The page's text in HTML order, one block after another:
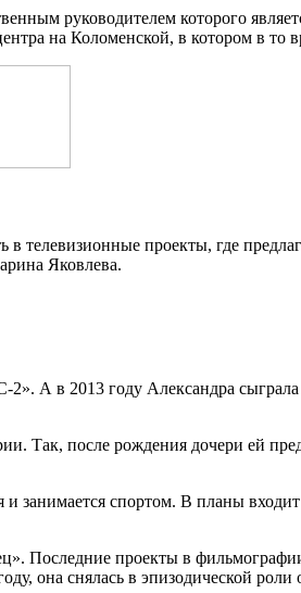
руководителем которого
на Коломенской, в котором в то
телевизионные проекты, где
Яковлева.
А в 2013 году Александра
Так, после рождения дочери ей
занимается спортом. В планы
Последние проекты в
она снялась в эпизодической